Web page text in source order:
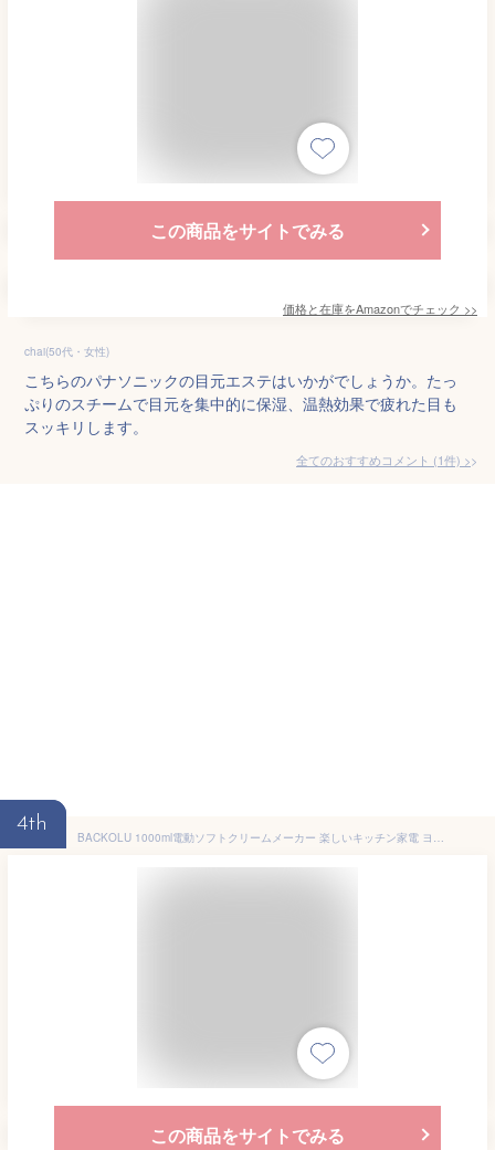
この商品をサイトでみる
価格と在庫をAmazonでチェック >>
chai(50代・女性)
こちらのパナソニックの目元エステはいかがでしょうか。たっ
ぷりのスチームで目元を集中的に保湿、温熱効果で疲れた目も
スッキリします。
全てのおすすめコメント (1件) >
4th
BACKOLU 1000ml電動ソフトクリームメーカー 楽しいキッチン家電 ヨーグルトマシン アイスクリームメーカー家庭用DIYキッチンに最適楽しいキッチンミニフルーツソフトサーブアイスクリームマシン (薄緑色,本体のみ、特典なし[110V ])
この商品をサイトでみる